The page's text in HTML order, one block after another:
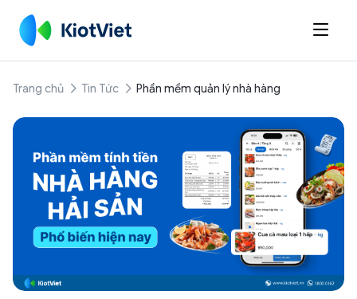

Trang chủ Tin Tức Phần mềm quản lý nhà hàng